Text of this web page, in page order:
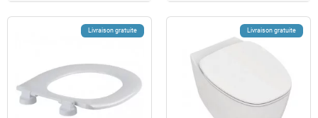
Livraison gratuite Livraison gratuite